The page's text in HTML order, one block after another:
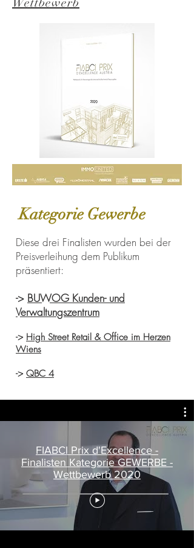
Kategorie Gewerbe
Diese drei Finalisten wurden bei der
Preisverleihung dem Publikum
präsentiert:
-> BUWOG Kunden- und
Verwaltungszentrum
-> High Street Retail & Office im Herzen
Wiens
-> QBC 4
FIABCI Prix d'Excellence -
Finalisten Kategorie GEWERBE -
Wettbewerb 2020